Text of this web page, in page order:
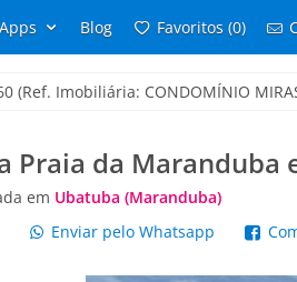
Apps Blog Favoritos (0)
(Ref. Imobiliária: CONDOMÍNIO
da Maranduba
em Ubatuba (Maranduba)
Enviar pelo Whatsapp